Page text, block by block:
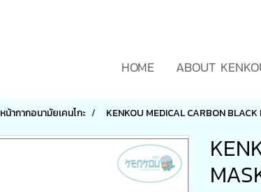
HOME ABOUT
หน้ากากอนามัยเคนโกะ KENKOU MEDICAL CARBON BLACK